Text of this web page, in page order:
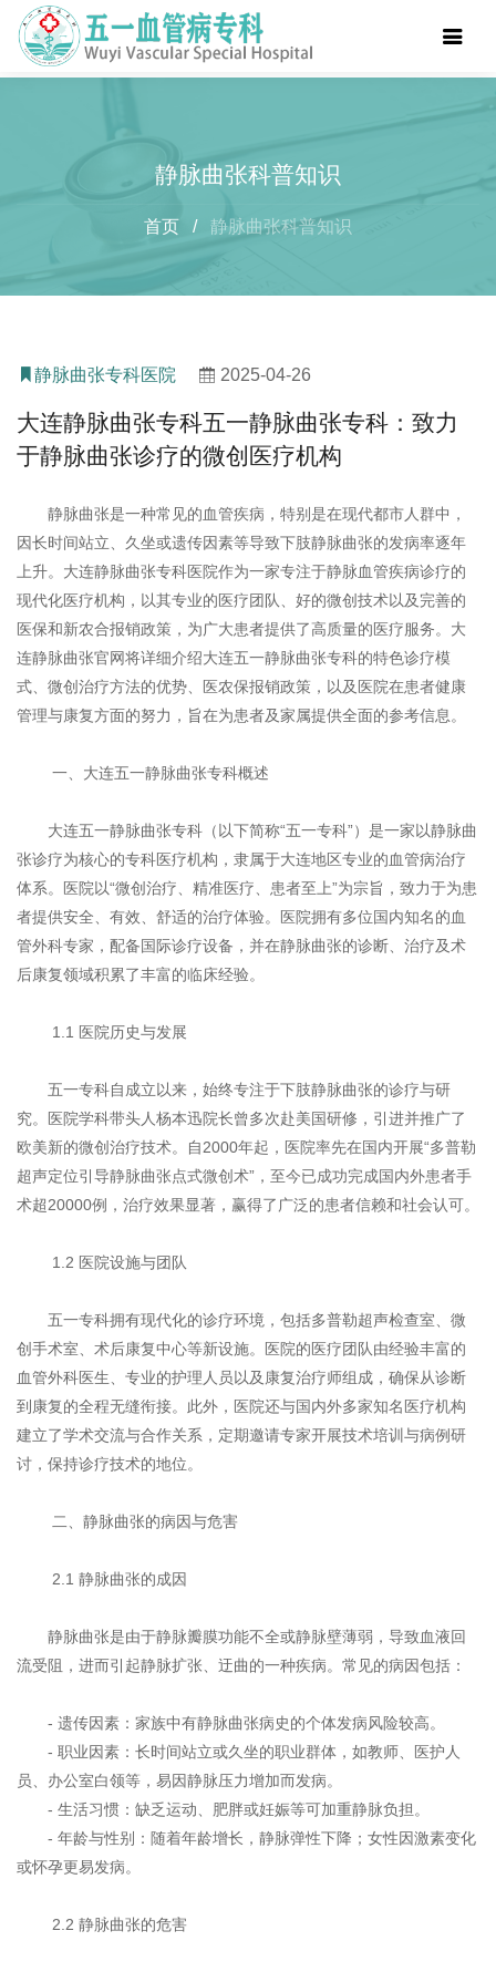
静脉曲张科普知识
首页 / 静脉曲张科普知识
静脉曲张专科医院 2025-04-26
大连静脉曲张专科五一静脉曲张专科：致力
于静脉曲张诊疗的微创医疗机构
静脉曲张是一种常见的血管疾病，特别是在现代都市人群中，
因长时间站立、久坐或遗传因素等导致下肢静脉曲张的发病率逐年
上升。大连静脉曲张专科医院作为一家专注于静脉血管疾病诊疗的
现代化医疗机构，以其专业的医疗团队、好的微创技术以及完善的
医保和新农合报销政策，为广大患者提供了高质量的医疗服务。大
连静脉曲张官网将详细介绍大连五一静脉曲张专科的特色诊疗模
式、微创治疗方法的优势、医农保报销政策，以及医院在患者健康
管理与康复方面的努力，旨在为患者及家属提供全面的参考信息。
一、大连五一静脉曲张专科概述
大连五一静脉曲张专科（以下简称“五一专科”）是一家以静脉曲
张诊疗为核心的专科医疗机构，隶属于大连地区专业的血管病治疗
体系。医院以“微创治疗、精准医疗、患者至上”为宗旨，致力于为患
者提供安全、有效、舒适的治疗体验。医院拥有多位国内知名的血
管外科专家，配备国际诊疗设备，并在静脉曲张的诊断、治疗及术
后康复领域积累了丰富的临床经验。
1.1 医院历史与发展
五一专科自成立以来，始终专注于下肢静脉曲张的诊疗与研
究。医院学科带头人杨本迅院长曾多次赴美国研修，引进并推广了
欧美新的微创治疗技术。自2000年起，医院率先在国内开展“多普勒
超声定位引导静脉曲张点式微创术”，至今已成功完成国内外患者手
术超20000例，治疗效果显著，赢得了广泛的患者信赖和社会认可。
1.2 医院设施与团队
五一专科拥有现代化的诊疗环境，包括多普勒超声检查室、微
创手术室、术后康复中心等新设施。医院的医疗团队由经验丰富的
血管外科医生、专业的护理人员以及康复治疗师组成，确保从诊断
到康复的全程无缝衔接。此外，医院还与国内外多家知名医疗机构
建立了学术交流与合作关系，定期邀请专家开展技术培训与病例研
讨，保持诊疗技术的地位。
二、静脉曲张的病因与危害
2.1 静脉曲张的成因
静脉曲张是由于静脉瓣膜功能不全或静脉壁薄弱，导致血液回
流受阻，进而引起静脉扩张、迂曲的一种疾病。常见的病因包括：
- 遗传因素：家族中有静脉曲张病史的个体发病风险较高。
- 职业因素：长时间站立或久坐的职业群体，如教师、医护人
员、办公室白领等，易因静脉压力增加而发病。
- 生活习惯：缺乏运动、肥胖或妊娠等可加重静脉负担。
- 年龄与性别：随着年龄增长，静脉弹性下降；女性因激素变化
或怀孕更易发病。
2.2 静脉曲张的危害